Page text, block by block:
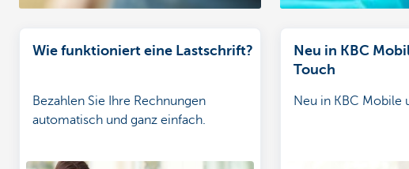
Wie funktioniert eine Lastschrift?
Bezahlen Sie Ihre Rechnungen
automatisch und ganz einfach.
Neu in KBC
Touch
Neu in KBC Mobile